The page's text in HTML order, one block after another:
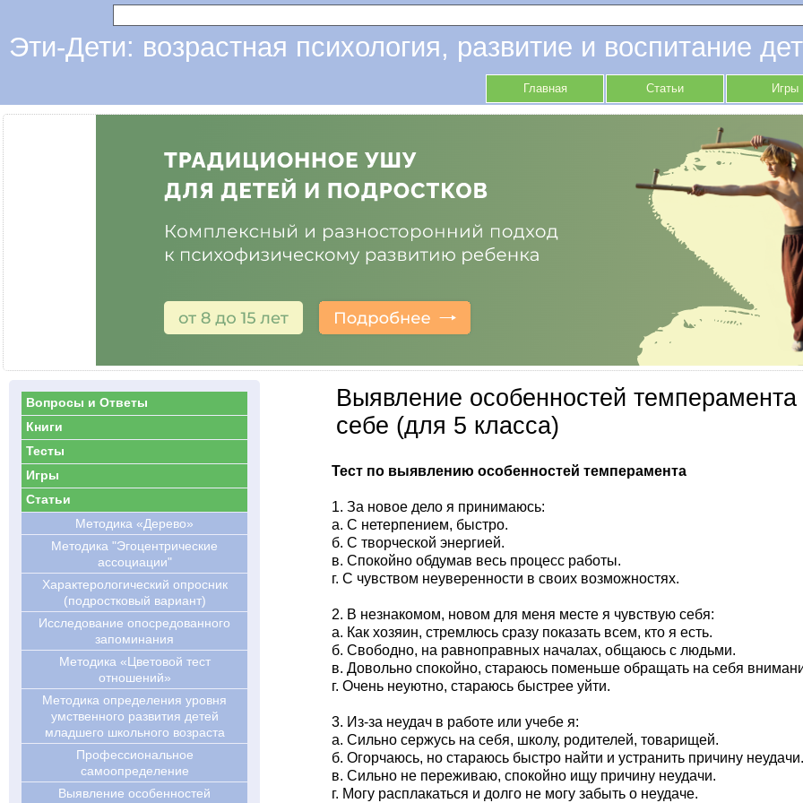
Эти-Дети: возрастная психология, развитие и воспитание
Главная Статьи Игры
Выявление особенностей темперамента
себе (для 5 класса)
Тест по выявлению особенностей темперамента
1. За новое дело я принимаюсь:
а. С нетерпением, быстро.
б. С творческой энергией.
в. Спокойно обдумав весь процесс работы.
г. С чувством неуверенности в своих возможностях.
2. В незнакомом, новом для меня месте я чувствую себя:
а. Как хозяин, стремлюсь сразу показать всем, кто я есть.
б. Свободно, на равноправных началах, общаюсь с людьми.
в. Довольно спокойно, стараюсь поменьше обращать на себя
г. Очень неуютно, стараюсь быстрее уйти.
3. Из-за неудач в работе или учебе я:
а. Сильно сержусь на себя, школу, родителей, товарищей.
б. Огорчаюсь, но стараюсь быстро найти и устранить причину неудачи.
в. Сильно не переживаю, спокойно ищу причину неудачи.
г. Могу расплакаться и долго не могу забыть о неудаче.
Вопросы и Ответы
Книги
Тесты
Игры
Статьи
Методика «Дерево»
Методика "Эгоцентрические
ассоциации"
Характерологический опросник
(подростковый вариант)
Исследование опосредованного
запоминания
Методика «Цветовой тест
отношений»
Методика определения уровня
умственного развития детей
младшего школьного возраста
Профессиональное
самоопределение
Выявление особенностей